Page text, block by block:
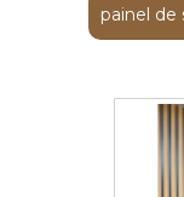
painel de